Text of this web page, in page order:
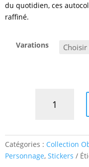
du quotidien, ces
raffiné.
Varations
soirée
Catégories : Collection
Personnage, Stickers